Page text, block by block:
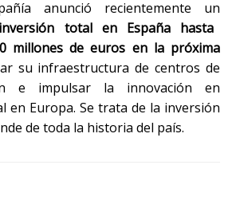
anunció recientemente un
total en España hasta
millones de euros en la próxima
su infraestructura de centros de
e impulsar la innovación en
en Europa. Se trata de la inversión
de toda la historia del país.